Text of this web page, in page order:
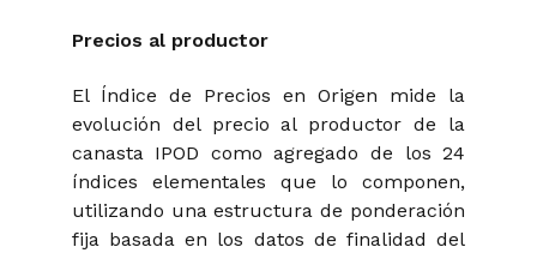
Precios al productor
El Índice de Precios en Origen mide la
evolución del precio al productor de la
canasta IPOD como agregado de los 24
índices elementales que lo componen,
utilizando una estructura de ponderación
fija basada en los datos de finalidad del